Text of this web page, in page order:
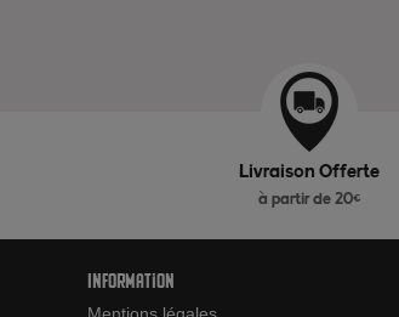
Livraison Offerte
à partir de 20€
Information